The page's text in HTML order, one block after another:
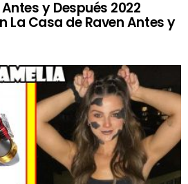
y Después 2022
La Casa de Raven Antes y